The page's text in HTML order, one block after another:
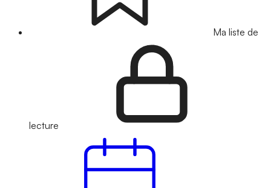
Ma liste de
lecture